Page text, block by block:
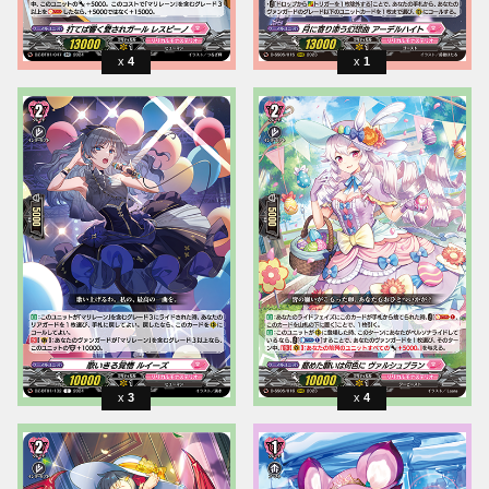
4 1
3 4